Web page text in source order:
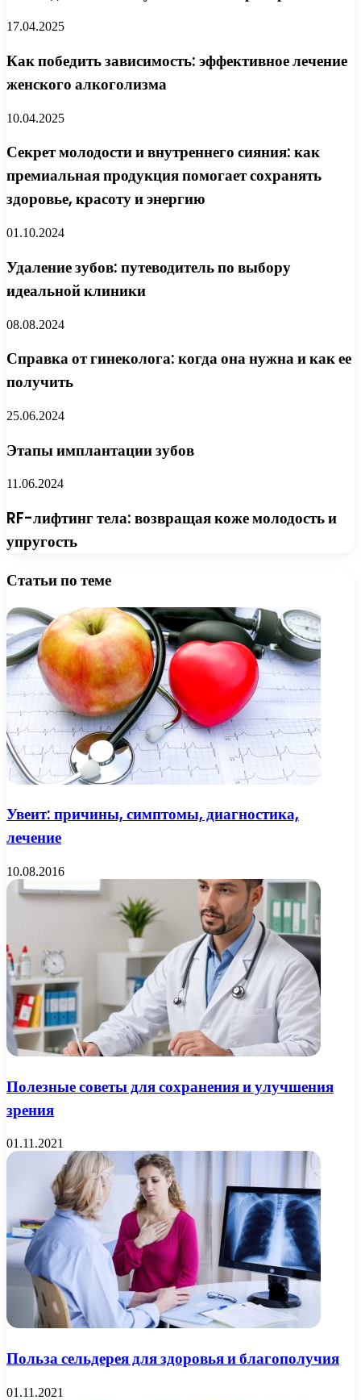
17.04.2025
Как победить зависимость: эффективное лечение
женского алкоголизма
10.04.2025
Секрет молодости и внутреннего сияния: как
премиальная продукция помогает сохранять
здоровье, красоту и энергию
01.10.2024
Удаление зубов: путеводитель по выбору
идеальной клиники
08.08.2024
Справка от гинеколога: когда она нужна и как ее
получить
25.06.2024
Этапы имплантации зубов
11.06.2024
RF-лифтинг тела: возвращая коже молодость и
упругость
Статьи по теме
Увеит: причины, симптомы, диагностика,
лечение
10.08.2016
Полезные советы для сохранения и улучшения
зрения
01.11.2021
Польза сельдерея для здоровья и благополучия
01.11.2021